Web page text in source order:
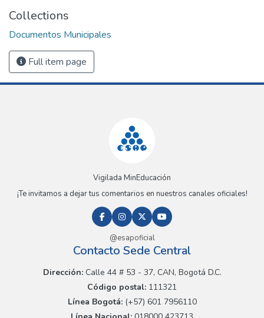
Collections
Documentos Municipales
Full item page
Vigilada MinEducación
¡Te invitamos a dejar tus comentarios en nuestros canales oficiales!
@esapoficial
Contacto Sede Central
Dirección:Calle 44 # 53 - 37, CAN, Bogotá D.C.
Código postal: 111321
Línea Bogotá:(+57) 601 7956110